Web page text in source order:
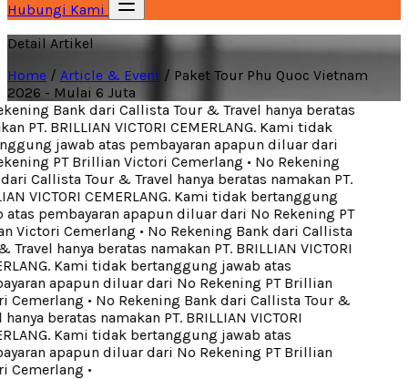
Hubungi Kami
Detail Artikel
Home / Article & Event / Paket Tour Phu Quoc Vietnam
2026 - Mulai 6 Juta
Bank dari Callista Tour & Travel hanya beratas
PT. BRILLIAN VICTORI CEMERLANG. Kami tidak
jawab atas pembayaran apapun diluar dari
PT Brillian Victori Cemerlang• No Rekening
Callista Tour & Travel hanya beratas namakan PT.
VICTORI CEMERLANG. Kami tidak bertanggung
pembayaran apapun diluar dari No Rekening PT
Victori Cemerlang• No Rekening Bank dari Callista
hanya beratas namakan PT. BRILLIAN VICTORI
Kami tidak bertanggung jawab atas
apapun diluar dari No Rekening PT Brillian
Cemerlang• No Rekening Bank dari Callista Tour &
beratas namakan PT. BRILLIAN VICTORI
Kami tidak bertanggung jawab atas
apapun diluar dari No Rekening PT Brillian
Cemerlang•